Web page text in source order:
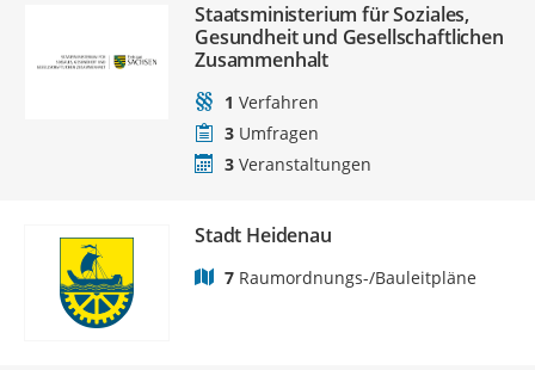
Staatsministerium für Soziales,
Gesundheit und Gesellschaftlichen
Zusammenhalt
1 Verfahren
3 Umfragen
3 Veranstaltungen
Stadt Heidenau
7 Raumordnungs-/Bauleitpläne